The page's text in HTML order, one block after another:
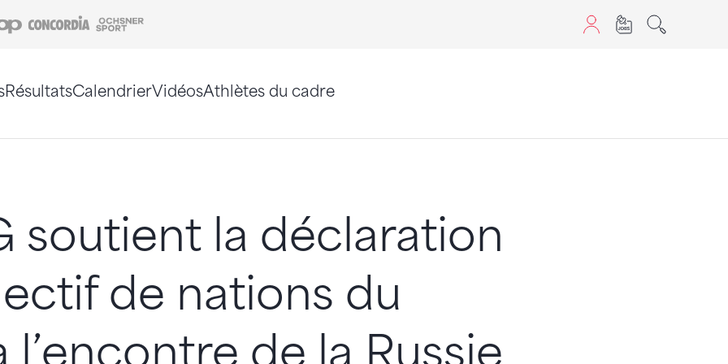
Coop Concordia
RésultatsCalendrierVidéosAthlètes du cadre
soutient la déclaration
de nations du
l’encontre de la Russie